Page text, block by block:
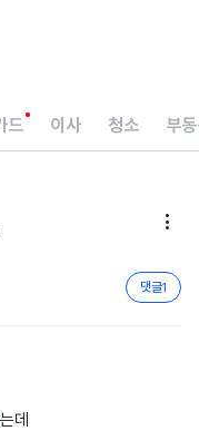
드 이사 청소 부

댓글1
데